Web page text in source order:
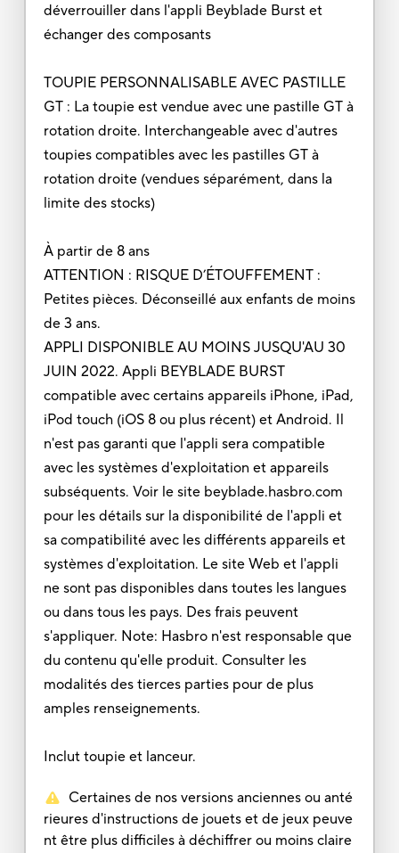
déverrouiller dans l'appli Beyblade Burst et
échanger des composants
TOUPIE PERSONNALISABLE AVEC PASTILLE
GT : La toupie est vendue avec une pastille GT à
rotation droite. Interchangeable avec d'autres
toupies compatibles avec les pastilles GT à
rotation droite (vendues séparément, dans la
limite des stocks)
À partir de 8 ans
ATTENTION : RISQUE D’ÉTOUFFEMENT :
Petites pièces. Déconseillé aux enfants de moins
de 3 ans.
APPLI DISPONIBLE AU MOINS JUSQU'AU 30
JUIN 2022. Appli BEYBLADE BURST
compatible avec certains appareils iPhone, iPad,
iPod touch (iOS 8 ou plus récent) et Android. Il
n'est pas garanti que l'appli sera compatible
avec les systèmes d'exploitation et appareils
subséquents. Voir le site beyblade.hasbro.com
pour les détails sur la disponibilité de l'appli et
sa compatibilité avec les différents appareils et
systèmes d'exploitation. Le site Web et l'appli
ne sont pas disponibles dans toutes les langues
ou dans tous les pays. Des frais peuvent
s'appliquer. Note: Hasbro n'est responsable que
du contenu qu'elle produit. Consulter les
modalités des tierces parties pour de plus
amples renseignements.
Inclut toupie et lanceur.
Certaines de nos versions anciennes ou anté
rieures d'instructions de jouets et de jeux peuve
nt être plus difficiles à déchiffrer ou moins claire